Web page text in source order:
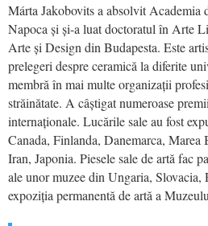
Márta Jakobovitsa absolvitAcademia
Napoca și și-a luat doctoratul în Arte
Arte și Design din Budapesta. Este
prelegeri despre ceramică la diferite
membră în mai multe organizații
străinătate. A câştigat numeroase
internaţionale. Lucările sale au fost
Canada, Finlanda, Danemarca,
Iran, Japonia. Piesele sale de artă fac
ale unor muzee din Ungaria, Slovacia,
expoziţia permanentă de artă a